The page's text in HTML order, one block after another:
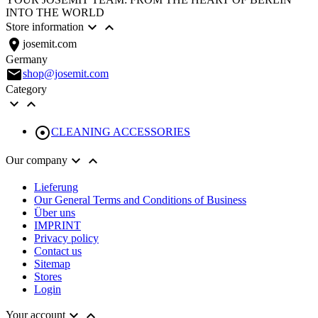
INTO THE WORLD
Store information  
location_onjosemit.com
Germany
emailshop@josemit.com
Category
 
CLEANING ACCESSORIES
Our company  
Lieferung
Our General Terms and Conditions of Business
Über uns
IMPRINT
Privacy policy
Contact us
Sitemap
Stores
Login
Your account